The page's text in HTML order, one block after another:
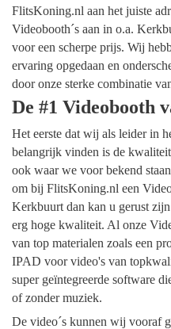
FlitsKoning.nl aan het juiste
Videobooth´s aan in o.a.
voor een scherpe prijs. Wij
ervaring opgedaan en
door onze sterke combinatie
De #1 Videobooth
Het eerste dat wij als leider in
belangrijk vinden is de
ook waar we voor bekend
om bij FlitsKoning.nl een
Kerkbuurt dan kan u gerust
erg hoge kwaliteit. Al onze
van top materialen zoals een
IPAD voor video's van
super geïntegreerde software
of zonder muziek.
De video´s kunnen wij vooraf